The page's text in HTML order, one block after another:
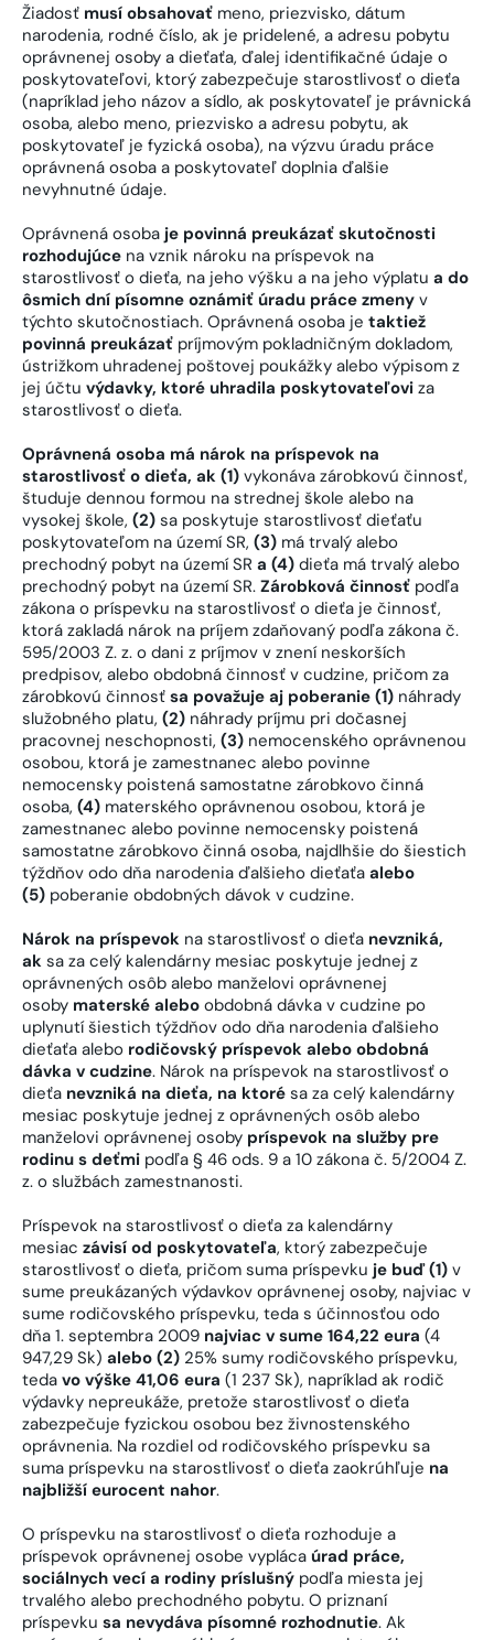
Žiadosť musí obsahovať meno, priezvisko, dátum
narodenia, rodné číslo, ak je pridelené, a adresu pobytu
oprávnenej osoby a dieťaťa, ďalej identifikačné údaje o
poskytovateľovi, ktorý zabezpečuje starostlivosť o dieťa
(napríklad jeho názov a sídlo, ak poskytovateľ je právnická
osoba, alebo meno, priezvisko a adresu pobytu, ak
poskytovateľ je fyzická osoba), na výzvu úradu práce
oprávnená osoba a poskytovateľ doplnia ďalšie
nevyhnutné údaje.
Oprávnená osoba je povinná preukázať skutočnosti
rozhodujúce na vznik nároku na príspevok na
starostlivosť o dieťa, na jeho výšku a na jeho výplatu a do
ôsmich dní písomne oznámiť úradu práce zmeny v
týchto skutočnostiach. Oprávnená osoba je taktiež
povinná preukázať príjmovým pokladničným dokladom,
ústrižkom uhradenej poštovej poukážky alebo výpisom z
jej účtu výdavky, ktoré uhradila poskytovateľovi za
starostlivosť o dieťa.
Oprávnená osoba má nárok na príspevok na
starostlivosť o dieťa, ak (1) vykonáva zárobkovú činnosť,
študuje dennou formou na strednej škole alebo na
vysokej škole, (2) sa poskytuje starostlivosť dieťaťu
poskytovateľom na území SR, (3) má trvalý alebo
prechodný pobyt na území SR a (4) dieťa má trvalý alebo
prechodný pobyt na území SR. Zárobková činnosť podľa
zákona o príspevku na starostlivosť o dieťa je činnosť,
ktorá zakladá nárok na príjem zdaňovaný podľa zákona č.
595/2003 Z. z. o dani z príjmov v znení neskorších
predpisov, alebo obdobná činnosť v cudzine, pričom za
zárobkovú činnosť sa považuje aj poberanie (1) náhrady
služobného platu, (2) náhrady príjmu pri dočasnej
pracovnej neschopnosti, (3) nemocenského oprávnenou
osobou, ktorá je zamestnanec alebo povinne
nemocensky poistená samostatne zárobkovo činná
osoba, (4) materského oprávnenou osobou, ktorá je
zamestnanec alebo povinne nemocensky poistená
samostatne zárobkovo činná osoba, najdlhšie do šiestich
týždňov odo dňa narodenia ďalšieho dieťaťa alebo
(5) poberanie obdobných dávok v cudzine.
Nárok na príspevok na starostlivosť o dieťa nevzniká,
ak sa za celý kalendárny mesiac poskytuje jednej z
oprávnených osôb alebo manželovi oprávnenej
osoby materské alebo obdobná dávka v cudzine po
uplynutí šiestich týždňov odo dňa narodenia ďalšieho
dieťaťa alebo rodičovský príspevok alebo obdobná
dávka v cudzine. Nárok na príspevok na starostlivosť o
dieťa nevzniká na dieťa, na ktoré sa za celý kalendárny
mesiac poskytuje jednej z oprávnených osôb alebo
manželovi oprávnenej osoby príspevok na služby pre
rodinu s deťmi podľa § 46 ods. 9 a 10 zákona č. 5/2004 Z.
z. o službách zamestnanosti.
Príspevok na starostlivosť o dieťa za kalendárny
mesiac závisí od poskytovateľa, ktorý zabezpečuje
starostlivosť o dieťa, pričom suma príspevku je buď (1) v
sume preukázaných výdavkov oprávnenej osoby, najviac v
sume rodičovského príspevku, teda s účinnosťou odo
dňa 1. septembra 2009 najviac v sume 164,22 eura (4
947,29 Sk) alebo (2) 25% sumy rodičovského príspevku,
teda vo výške 41,06 eura (1 237 Sk), napríklad ak rodič
výdavky nepreukáže, pretože starostlivosť o dieťa
zabezpečuje fyzickou osobou bez živnostenského
oprávnenia. Na rozdiel od rodičovského príspevku sa
suma príspevku na starostlivosť o dieťa zaokrúhľuje na
najbližší eurocent nahor.
O príspevku na starostlivosť o dieťa rozhoduje a
príspevok oprávnenej osobe vypláca úrad práce,
sociálnych vecí a rodiny príslušný podľa miesta jej
trvalého alebo prechodného pobytu. O priznaní
príspevku sa nevydáva písomné rozhodnutie. Ak